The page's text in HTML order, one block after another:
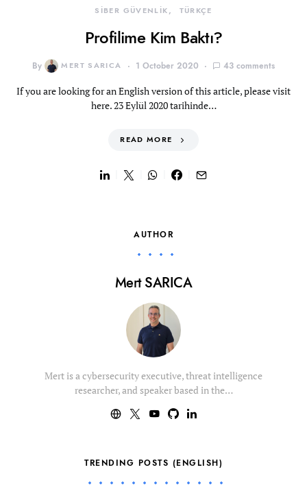
SİBER GÜVENLİK TÜRKÇE
Profilime Kim Baktı?
By MERT SARICA 1 October 2020 43 comments
If you are looking for an English version of this article, please visit
here. 23 Eylül 2020 tarihinde…
READ MORE
AUTHOR
Mert SARICA
Mert is a cybersecurity executive, threat intelligence
researcher, and speaker based in the…
TRENDING POSTS (ENGLISH)